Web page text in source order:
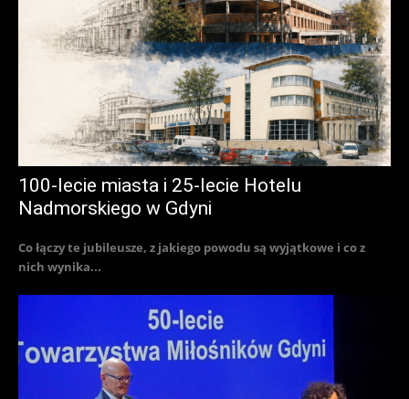
100-lecie miasta i 25-lecie Hotelu
Nadmorskiego w Gdyni
Co łączy te jubileusze, z jakiego powodu są wyjątkowe i co z
nich wynika...